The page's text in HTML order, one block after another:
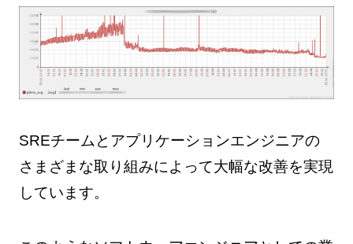
SREチームとアプリケーションエンジニアの
さまざまな取り組みによって大幅な改善を実現
しています。